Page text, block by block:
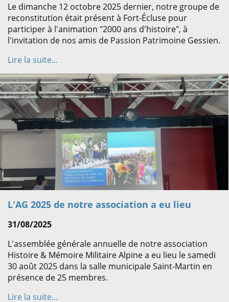
Le dimanche 12 octobre 2025 dernier, notre groupe de
reconstitution était présent à Fort-Écluse pour
participer à l'animation "2000 ans d'histoire", à
l'invitation de nos amis de Passion Patrimoine Gessien.
Lire la suite...
L'AG 2025 de notre association a eu lieu
31/08/2025
L'assemblée générale annuelle de notre association
Histoire & Mémoire Militaire Alpine a eu lieu le samedi
30 août 2025 dans la salle municipale Saint-Martin en
présence de 25 membres.
Lire la suite...